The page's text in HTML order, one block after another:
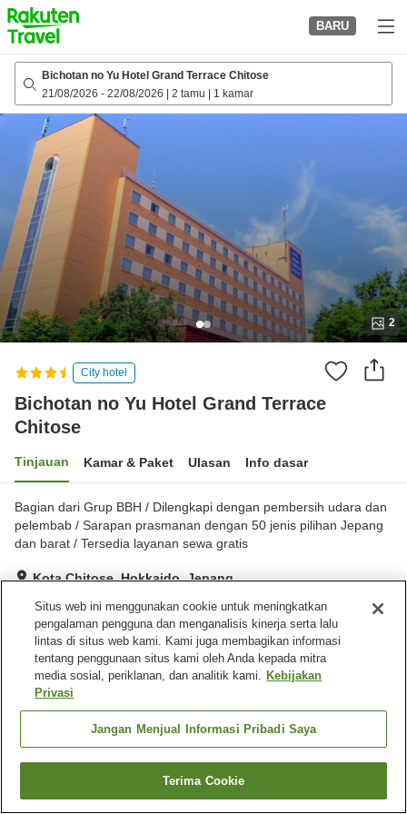
to
top
page
BARU
Bichotan no Yu Hotel Grand Terrace Chitose
21/08/2026 - 22/08/2026 2 tamu 1 kamar
2
City hotel
Bichotan no Yu Hotel Grand Terrace
Chitose
Tinjauan Kamar & Paket Ulasan Info dasar
Bagian dari Grup BBH / Dilengkapi dengan pembersih udara dan
pelembab / Sarapan prasmanan dengan 50 jenis pilihan Jepang
dan barat / Tersedia layanan sewa gratis
Kota Chitose, Hokkaido, Jepang
Sangat baik Ulasan:979
Fasilitas properti
Spa / Salon kecantikan
Bichotan no Yu Hotel Grand Terrace Chitose
Cari kamar
Situs web ini menggunakan cookie untuk meningkatkan
pengalaman pengguna dan menganalisis kinerja serta lalu
lintas di situs web kami. Kami juga membagikan informasi
tentang penggunaan situs kami oleh Anda kepada mitra
media sosial, periklanan, dan analitik kami. Kebijakan
Privasi
Jangan Menjual Informasi Pribadi Saya
Terima Cookie